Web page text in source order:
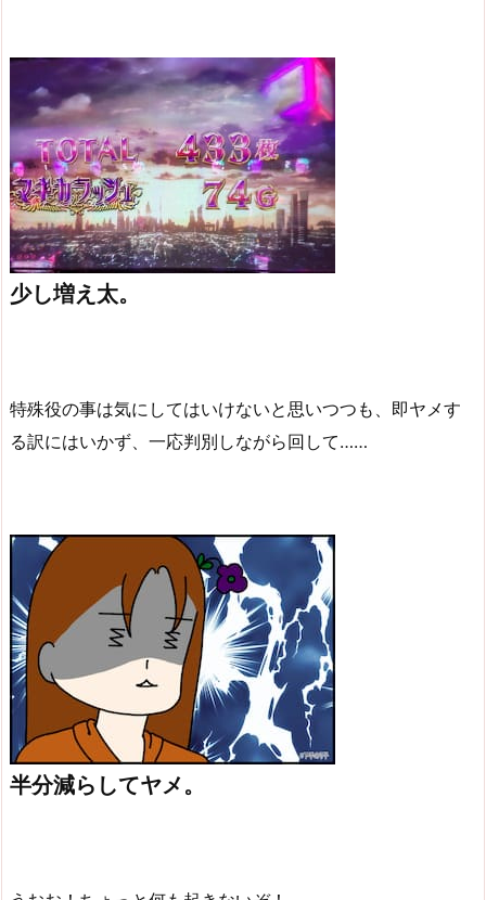
少し増え太。
特殊役の事は気にしてはいけないと思いつつも、即ヤメす
る訳にはいかず、一応判別しながら回して……
半分減らしてヤメ。